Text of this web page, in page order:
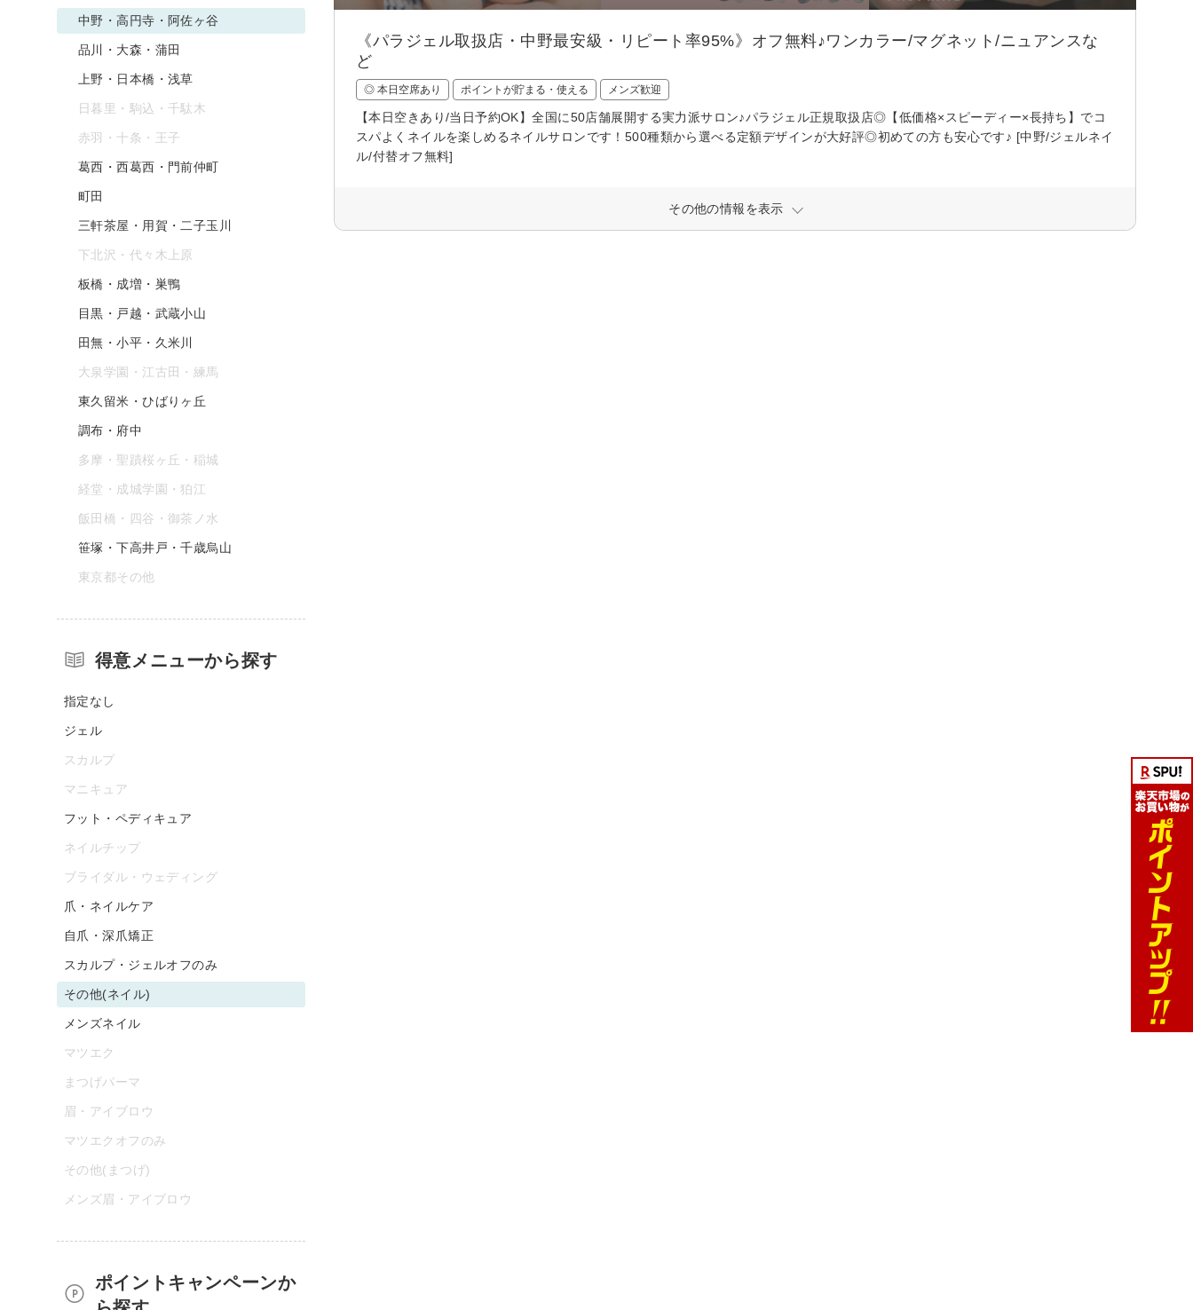
《パラジェル取扱店・中野最安級・リピート率95%》オフ無料♪ワンカラー/マグネット/ニュアンスな
ど
◎ 本日空席あり ポイントが貯まる・使える メンズ歓迎
【本日空きあり/当日予約OK】全国に50店舗展開する実力派サロン♪パラジェル正規取扱店◎【低価格×スピーディー×長持ち】でコ
スパよくネイルを楽しめるネイルサロンです！500種類から選べる定額デザインが大好評◎初めての方も安心です♪ [中野/ジェルネイ
ル/付替オフ無料]
その他の情報を表示
中野・高円寺・阿佐ヶ谷
品川・大森・蒲田
上野・日本橋・浅草
日暮里・駒込・千駄木
赤羽・十条・王子
葛西・西葛西・門前仲町
町田
三軒茶屋・用賀・二子玉川
下北沢・代々木上原
板橋・成増・巣鴨
目黒・戸越・武蔵小山
田無・小平・久米川
大泉学園・江古田・練馬
東久留米・ひばりヶ丘
調布・府中
多摩・聖蹟桜ヶ丘・稲城
経堂・成城学園・狛江
飯田橋・四谷・御茶ノ水
笹塚・下高井戸・千歳烏山
東京都その他
得意メニューから探す
指定なし
ジェル
スカルプ
マニキュア
フット・ペディキュア
ネイルチップ
ブライダル・ウェディング
爪・ネイルケア
自爪・深爪矯正
スカルプ・ジェルオフのみ
その他(ネイル)
メンズネイル
マツエク
まつげパーマ
眉・アイブロウ
マツエクオフのみ
その他(まつげ)
メンズ眉・アイブロウ
ポイントキャンペーンか